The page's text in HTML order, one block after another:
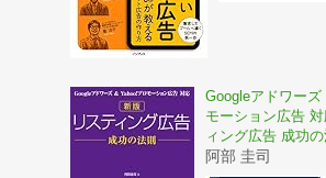
Googleアドワーズ
モーション広告
ィング広告 成功の
阿部 圭司